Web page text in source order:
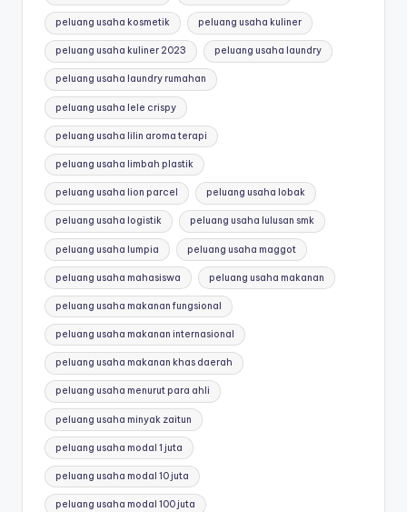
peluang usaha kosmetik peluang usaha kuliner
peluang usaha kuliner 2023 peluang usaha laundry
peluang usaha laundry rumahan
peluang usaha lele crispy
peluang usaha lilin aroma terapi
peluang usaha limbah plastik
peluang usaha lion parcel peluang usaha lobak
peluang usaha logistik peluang usaha lulusan smk
peluang usaha lumpia peluang usaha maggot
peluang usaha mahasiswa peluang usaha makanan
peluang usaha makanan fungsional
peluang usaha makanan internasional
peluang usaha makanan khas daerah
peluang usaha menurut para ahli
peluang usaha minyak zaitun
peluang usaha modal 1 juta
peluang usaha modal 10 juta
peluang usaha modal 100 juta